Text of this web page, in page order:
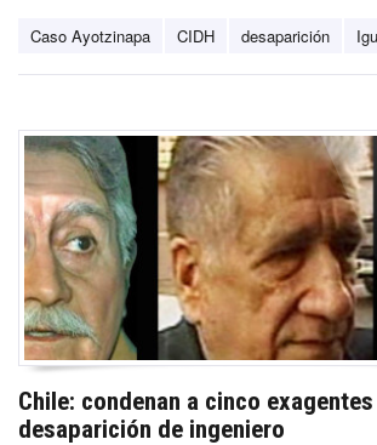
Caso Ayotzinapa CIDH desaparición
Chile: condenan a cinco
desaparición de ingeniero